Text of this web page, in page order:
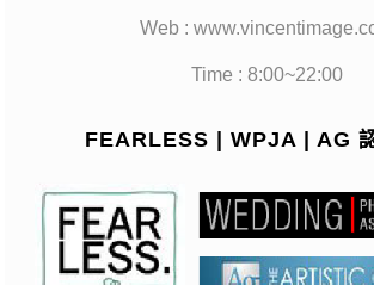
Web :
Time : 8:00~22:00
FEARLESS | WPJA | AG